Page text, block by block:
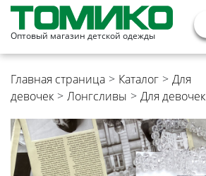
Оптовый магазин детской одежды
Главная страница > Каталог > Для
девочек > Лонгсливы > Для девочек